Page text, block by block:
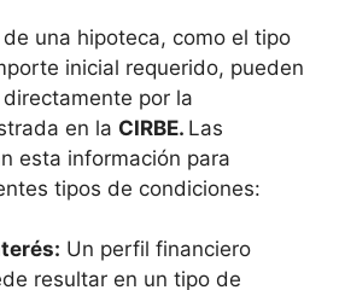
una hipoteca, como el tipo
inicial requerido, pueden
por la
en la CIRBE. Las
esta información para
tipos de condiciones:
Un perfil financiero
resultar en un tipo de